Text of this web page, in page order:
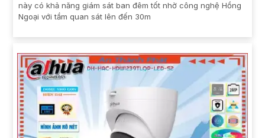
này có khả năng giám sát ban đêm tốt nhờ công nghệ Hồng
Ngoại với tầm quan sát lên đến 30m